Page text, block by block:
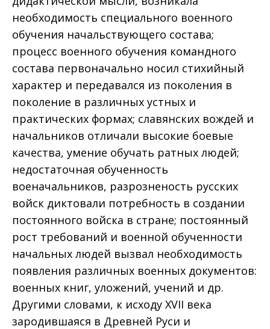
необходимость специального военного
обучения начальствующего состава;
процесс военного обучения командного
состава первоначально носил стихийный
характер и передавался из поколения в
поколение в различных устных и
практических формах; славянских вождей и
начальников отличали высокие боевые
качества, умение обучать ратных людей;
недостаточная обученность
военачальников, разрозненость русских
войск диктовали потребность в создании
постоянного войска в стране; постоянный
рост требований и военной обученности
начальных людей вызвал необходимость
появления различных военных документов:
военных книг, уложений, учений и др.
Другими словами, к исходу XVII века
зародившаяся в Древней Руси и